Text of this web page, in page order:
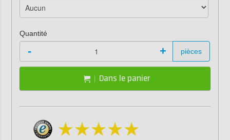
Quantité
- + pièces
Dans le panier